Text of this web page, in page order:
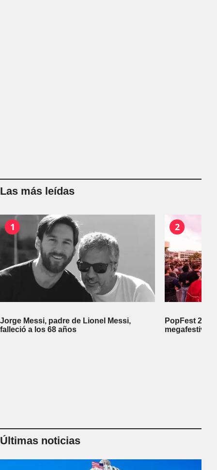
Las más leídas
1
Jorge Messi, padre de Lionel Messi,
falleció a los 68 años
2
PopFest
megafestival
Últimas noticias